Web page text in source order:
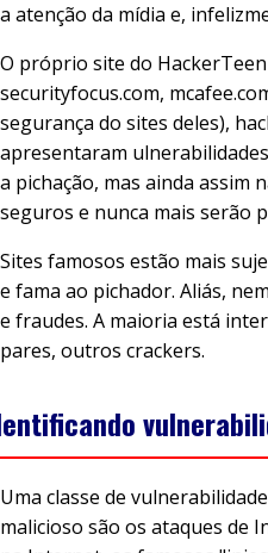
a atenção da mídia e,
O próprio site do
securityfocus.com,
segurança do sites deles),
apresentaram
a pichação, mas ainda assim
seguros e nunca mais serão
Sites famosos estão mais
e fama ao pichador. Aliás,
e fraudes. A maioria está
pares, outros crackers.
Uma classe de
malicioso são os ataques de